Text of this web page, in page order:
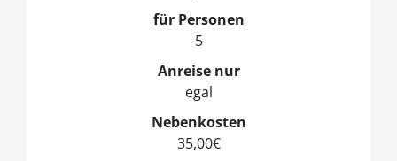
für Personen
5
Anreise nur
egal
Nebenkosten
35,00€